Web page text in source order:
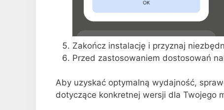
Zakończ instalację i przyznaj
Przed zastosowaniem dostosowań
Aby uzyskać optymalną wydajność,
dotyczące konkretnej wersji dla Twojego